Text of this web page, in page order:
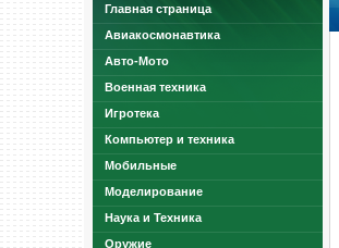
Главная страница
Авиакосмонавтика
Авто-Мото
Военная техника
Игротека
Компьютер и техника
Мобильные
Моделирование
Наука и Техника
Оружие